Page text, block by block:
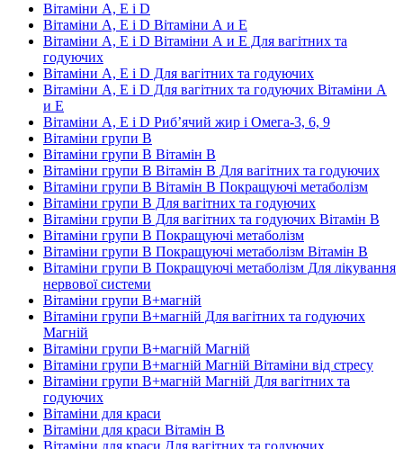
Вітаміни А, Е і D
Вітаміни А, Е і D Вітаміни А и E
Вітаміни А, Е і D Вітаміни А и E Для вагітних та
годуючих
Вітаміни А, Е і D Для вагітних та годуючих
Вітаміни А, Е і D Для вагітних та годуючих Вітаміни А
и E
Вітаміни А, Е і D Риб’ячий жир і Омега-3, 6, 9
Вітаміни групи В
Вітаміни групи В Вітамін B
Вітаміни групи В Вітамін B Для вагітних та годуючих
Вітаміни групи В Вітамін B Покращуючі метаболізм
Вітаміни групи В Для вагітних та годуючих
Вітаміни групи В Для вагітних та годуючих Вітамін B
Вітаміни групи В Покращуючі метаболізм
Вітаміни групи В Покращуючі метаболізм Вітамін B
Вітаміни групи В Покращуючі метаболізм Для лікування
нервової системи
Вітаміни групи В+магній
Вітаміни групи В+магній Для вагітних та годуючих
Магній
Вітаміни групи В+магній Магній
Вітаміни групи В+магній Магній Вітаміни від стресу
Вітаміни групи В+магній Магній Для вагітних та
годуючих
Вітаміни для краси
Вітаміни для краси Вітамін B
Вітаміни для краси Для вагітних та годуючих